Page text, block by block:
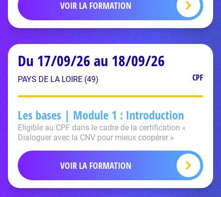
VOIR LA FORMATION
Du 17/09/26 au 18/09/26
PAYS DE LA LOIRE (49) CPF
Les bases | Module 1 : Introduction
Eligible au CPF dans le cadre de la certification «
Dialoguer avec la CNV pour mieux coopérer »
VOIR LA FORMATION